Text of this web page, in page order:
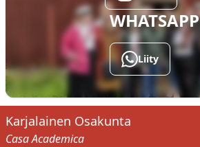
WHATSAPP
Liity
Karjalainen Osakunta
Casa Academica